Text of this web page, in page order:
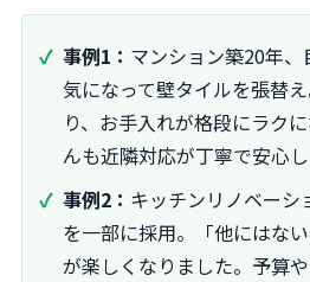
事例1： マンション築20年
気になって壁タイルを張替
り、お手入れが格段にラク
んも近隣対応が丁寧で安心し
事例2： キッチンリノベーシ
を一部に採用。「他にはな
が楽しくなりました。予算